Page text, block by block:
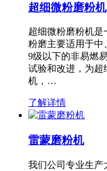
超细微粉磨粉机
超细微粉磨粉机是
粉磨主要适用于中
9级以下的非易燃
试验和改进，为超
机，…
了解详情
雷蒙磨粉机
我们公司专业生产